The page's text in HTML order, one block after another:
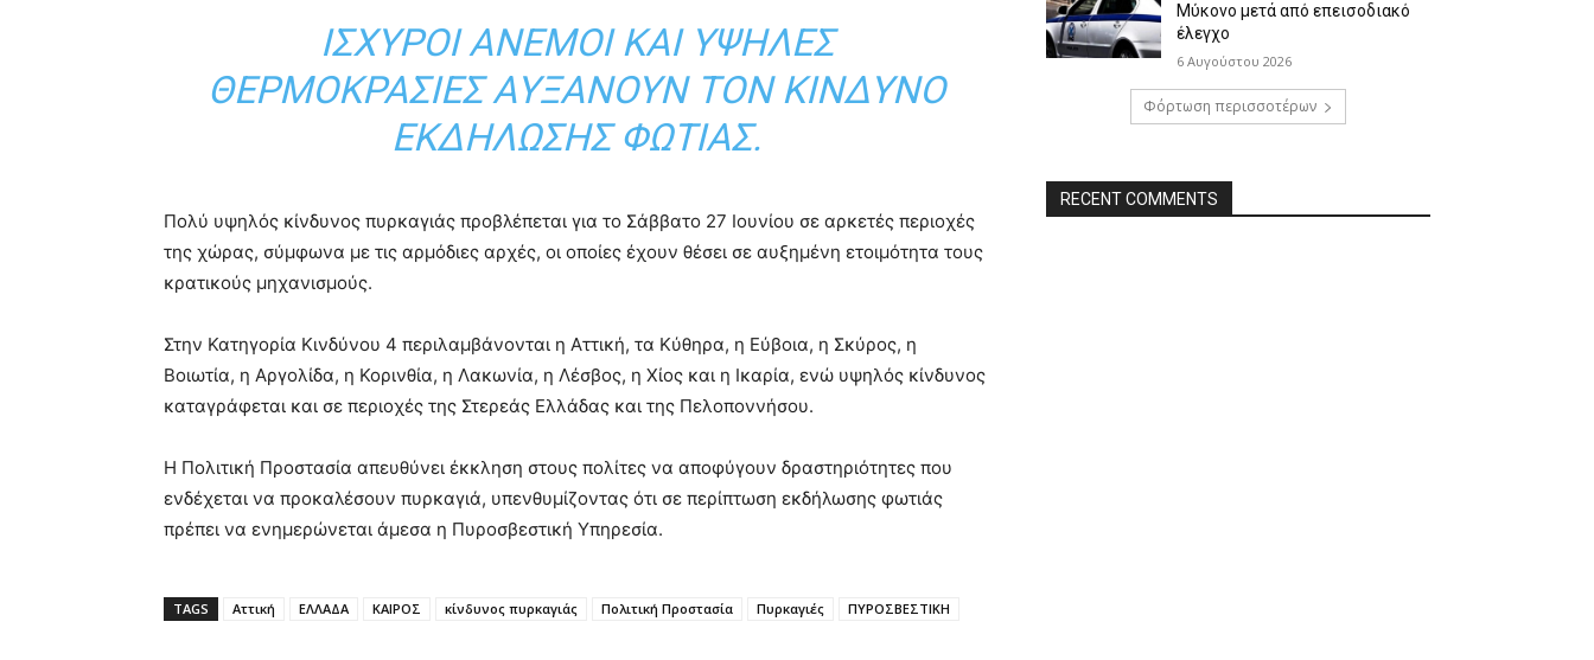
ΙΣΧΥΡΟΊ ΆΝΕΜΟΙ ΚΑΙ ΥΨΗΛΈΣ
ΘΕΡΜΟΚΡΑΣΊΕΣ ΑΥΞΆΝΟΥΝ ΤΟΝ ΚΊΝΔΥΝΟ
ΕΚΔΉΛΩΣΗΣ ΦΩΤΙΆΣ.
Πολύ υψηλός κίνδυνος πυρκαγιάς προβλέπεται για το Σάββατο 27 Ιουνίου σε αρκετές περιοχές
της χώρας, σύμφωνα με τις αρμόδιες αρχές, οι οποίες έχουν θέσει σε αυξημένη ετοιμότητα τους
κρατικούς μηχανισμούς.
Στην Κατηγορία Κινδύνου 4 περιλαμβάνονται η Αττική, τα Κύθηρα, η Εύβοια, η Σκύρος, η
Βοιωτία, η Αργολίδα, η Κορινθία, η Λακωνία, η Λέσβος, η Χίος και η Ικαρία, ενώ υψηλός κίνδυνος
καταγράφεται και σε περιοχές της Στερεάς Ελλάδας και της Πελοποννήσου.
Η Πολιτική Προστασία απευθύνει έκκληση στους πολίτες να αποφύγουν δραστηριότητες που
ενδέχεται να προκαλέσουν πυρκαγιά, υπενθυμίζοντας ότι σε περίπτωση εκδήλωσης φωτιάς
πρέπει να ενημερώνεται άμεσα η Πυροσβεστική Υπηρεσία.
TAGS Αττική ΕΛΛΑΔΑ ΚΑΙΡΟΣ κίνδυνος πυρκαγιάς Πολιτική Προστασία Πυρκαγιές ΠΥΡΟΣΒΕΣΤΙΚΗ
Μύκονο μετά από επεισοδιακό
έλεγχο
6 Αυγούστου 2026
Φόρτωση περισσοτέρων
RECENT COMMENTS